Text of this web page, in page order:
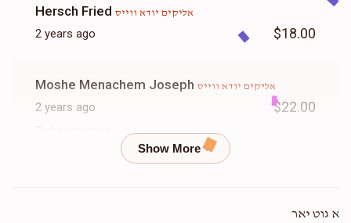
Hersch Fried אליקים יודא ווייס
2 years ago $18.00
Moshe Menachem Joseph אליקים יודא ווייס
2 years ago $22.00
א גוט יאר